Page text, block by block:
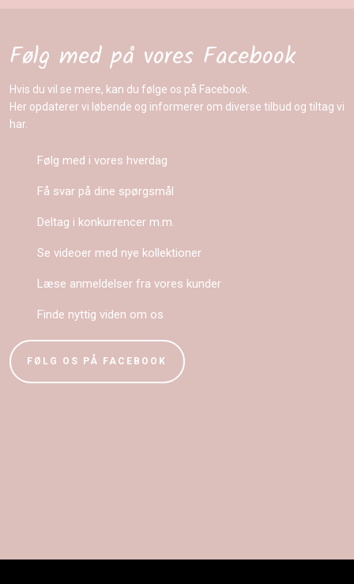
Følg med på vores Facebook​
​​Hvis du vil se mere, kan du følge os på Facebook.
Her opdaterer vi løbende og informerer om diverse tilbud og tiltag vi
har.
Følg med i vores hverdag
Få svar på dine spørgsmål
Deltag i konkurrencer m.m.
Se videoer med nye kollektioner
Læse anmeldelser fra vores kunder
Finde nyttig viden om os
​FØLG OS PÅ FACEBOOK